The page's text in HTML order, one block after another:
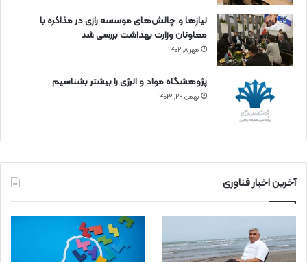
نیازها و چالش‌های موسسه رازی در مذاکره با
معاونان وزارت بهداشت بررسی شد
مهر ۸, ۱۴۰۲
پژوهشگاه مواد و انرژی را بیشتر بشناسیم
بهمن ۲۲, ۱۴۰۳
آخرین اخبار فناوری